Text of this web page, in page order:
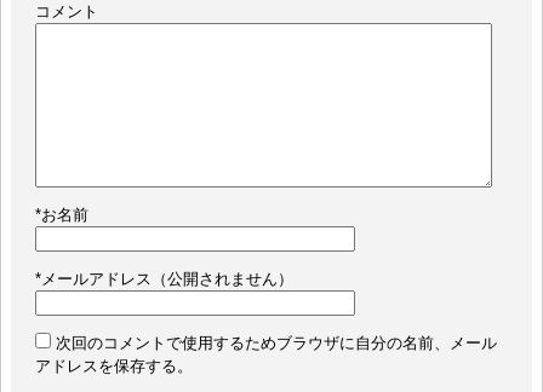
コメント
*お名前
* メールアドレス（公開されません）
次回のコメントで使用するためブラウザに自分の名前、メール
アドレスを保存する。